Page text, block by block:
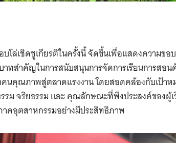
โล่เชิดชูเกียรติในครั้งนี้ จัดขึ้นเพื่อแสดงความข
ทสำคัญในการสนับสนุนการจัดการเรียนการสอ
นคุณภาพสู่ตลาดแรงงาน โดยสอดคล้องกับเป้า
รม จริยธรรม และ คุณลักษณะที่พึงประสงค์ของผู้
คอุตสาหกรรมอย่างมีประสิทธิภาพ